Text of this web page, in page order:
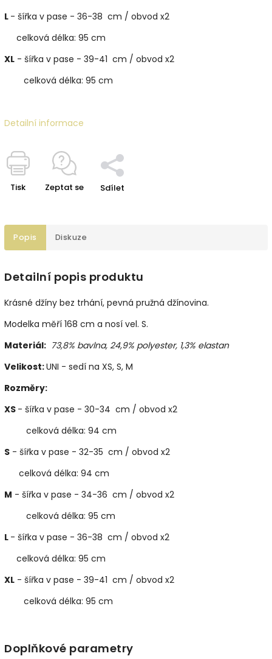
L - šířka v pase - 36-38 cm / obvod x2
celková délka: 95 cm
XL - šířka v pase - 39-41 cm / obvod x2
celková délka: 95 cm
Detailní informace
Tisk Zeptat se Sdílet
Popis Diskuze
Detailní popis produktu
Krásné džíny bez trhání, pevná pružná džínovina.
Modelka měří 168 cm a nosí vel. S.
Materiál: 73,8% bavlna, 24,9% polyester, 1,3% elastan
Velikost:UNI - sedí na XS, S, M
Rozměry:
XS - šířka v pase - 30-34 cm / obvod x2
celková délka: 94 cm
S - šířka v pase - 32-35 cm / obvod x2
celková délka: 94 cm
M - šířka v pase - 34-36 cm / obvod x2
celková délka: 95 cm
L - šířka v pase - 36-38 cm / obvod x2
celková délka: 95 cm
XL - šířka v pase - 39-41 cm / obvod x2
celková délka: 95 cm
Doplňkové parametry